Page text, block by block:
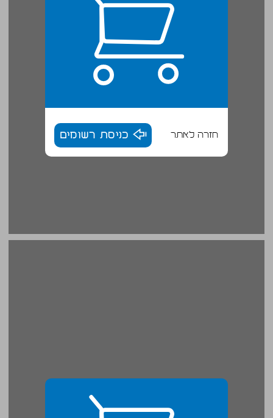
חזרה לאתר כניסת רשומים
1 למה מתכוונים כשמדברים על תוכנית לימודים? ... 19